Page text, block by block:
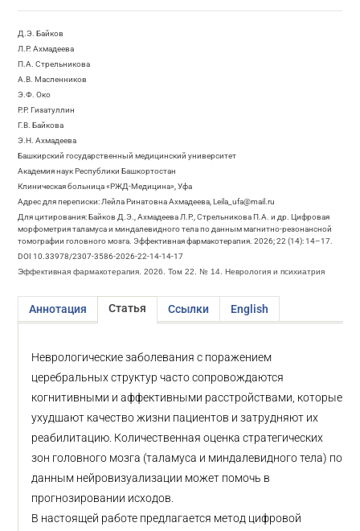
Д.Э. Байков
Л.Р. Ахмадеева
П.А. Стрельникова
А.В. Масленников
Э.Ф. Око
Р.Р. Гизатуллин
Г.В. Байкова
Э.Н. Ахмадеева
Башкирский государственный медицинский университет
Академия наук Республики Башкортостан
Клиническая больница «РЖД-Медицина», Уфа
Адрес для переписки: Лейла Ринатовна Ахмадеева, Leila_ufa@mail.ru
Для цитирования: Байков Д.Э., Ахмадеева Л.Р., Стрельникова П.А. и др. Цифровая
морфометрия таламуса и миндалевидного тела по данным магнитно-резонансной
томографии головного мозга. Эффективная фармакотерапия. 2026; 22 (14): 14–17.
DOI 10.33978/2307-3586-2026-22-14-14-17
Эффективная фармакотерапия. 2026. Том 22. № 14. Неврология и психиатрия
Аннотация Статья Ссылки English
Неврологические заболевания с поражением
церебральных структур часто сопровождаются
когнитивными и аффективными расстройствами, которые
ухудшают качество жизни пациентов и затрудняют их
реабилитацию. Количественная оценка стратегических
зон головного мозга (таламуса и миндалевидного тела) по
данным нейровизуализации может помочь в
прогнозировании исходов.
В настоящей работе предлагается метод цифровой